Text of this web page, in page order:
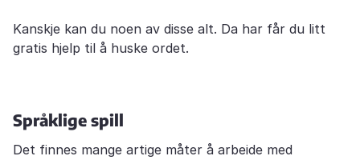
Kanskje kan du noen av disse alt. Da har får du litt
gratis hjelp til å huske ordet.
Språklige spill
Det finnes mange artige måter å arbeide med